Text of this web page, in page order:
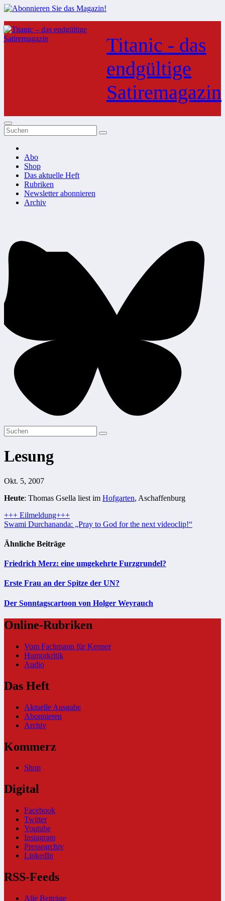
Zum
Inhalt
springen
Titanic - das
endgültige
Satiremagazin
Abo
Shop
Das aktuelle Heft
Rubriken
Newsletter abonnieren
Archiv
Lesung
Okt. 5, 2007
Heute: Thomas Gsella liest im Hofgarten, Aschaffenburg
Beitragsnavigation
+++ Eilmeldung+++
Swami Durchananda: „Pray to God for the next videoclip!“
Ähnliche Beiträge
Friedrich Merz: eine umgekehrte Furzgrundel?
Erste Frau an der Spitze der UN?
Der Sonntagscartoon von Holger Weyrauch
Online-Rubriken
Vom Fachmann für Kenner
Humorkritik
Audio
Das Heft
Aktuelle Ausgabe
Abonnieren
Archiv
Kommerz
Shop
Digital
Facebook
Twitter
Youtube
Instagram
Pressearchiv
LinkedIn
RSS-Feeds
Alle Beiträge